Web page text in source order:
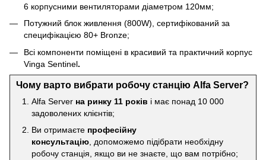
6 корпусними вентиляторами діаметром 120мм;
Потужний блок живлення (800W), сертифікований за
специфікацією 80+ Bronze;
Всі компоненти поміщені в красивий та практичний корпус
Vinga Sentinel.
Чому варто вибрати робочу станцію Alfa Server?
Alfa Server на ринку 11 років і має понад 10 000
задоволених клієнтів;
Ви отримаєте професійну
консультацію, допоможемо підібрати необхідну
робочу станція, якщо ви не знаєте, що вам потрібно;